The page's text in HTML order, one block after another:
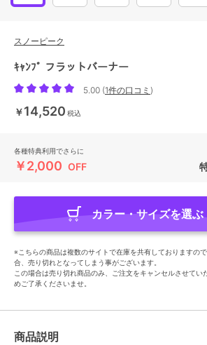
スノーピーク
ｷｬﾝﾌﾟ フラットバーナー
5.00 (1件の口コミ )
￥14,520 税込
各種特典利用でさらに
￥2,000 OFF
カラー・サイズを選ぶ
※こちらの商品は複数のサイトで在庫を共有しておりますの
合、売り切れとなってしまう事がございます。
この場合は売り切れ商品のみ、ご注文をキャンセルさせてい
めご了承くださいませ。
商品説明